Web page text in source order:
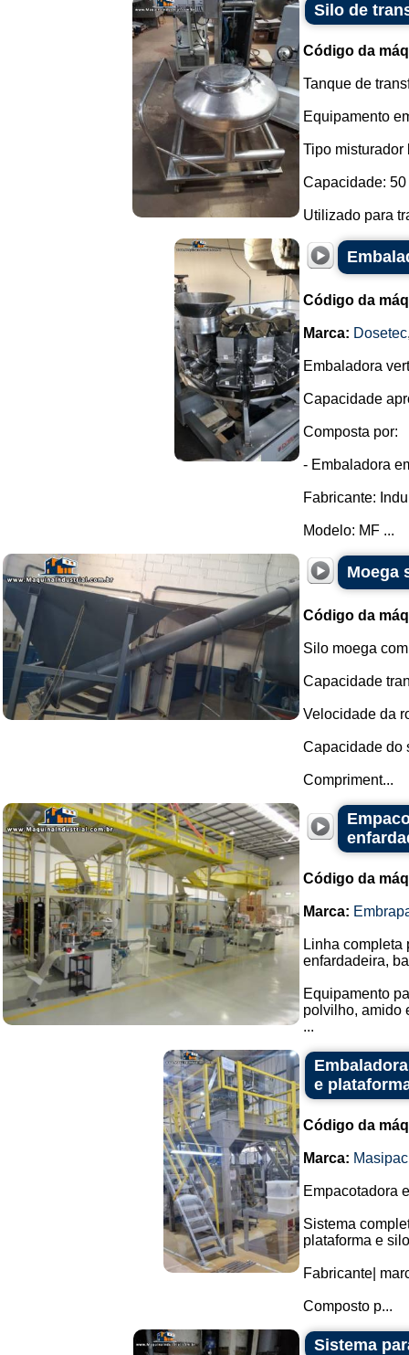
Silo de
Código da
Tanque de
Equipamento
Tipo misturador
Capacidade: 50
Utilizado para
Código da
Marca: Dosetec
Embaladora
Capacidade
Composta por:
- Embaladora
Fabricante:
Modelo: MF ...
Moega
Código da
Silo moega
Capacidade
Velocidade da
Capacidade do
Compriment...
Código da
Marca:
Linha completa
enfardadeira,
Equipamento
polvilho, amido
...
e
Código da
Marca:
Empacotadora
Sistema
plataforma e
Fabricante|
Composto p...
Sistema